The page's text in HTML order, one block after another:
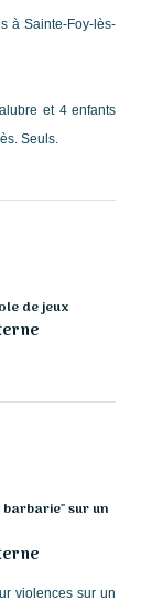
à Sainte-Foy-lès-
et 4 enfants
Seuls.
de jeux
barbarie" sur un
violences sur un